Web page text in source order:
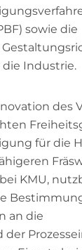
sowie die
Industrie.
des
für die
KMU,
an die
der